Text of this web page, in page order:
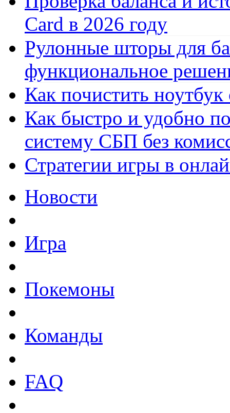
Card в 2026 году
Рулонные шторы для
функциональное
Как почистить
Как быстро и удобно
систему СБП без
Стратегии игры в
Новости
Игра
Покемоны
Команды
FAQ